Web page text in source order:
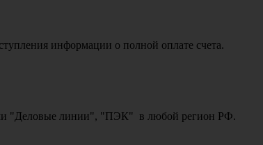
информации о полной оплате счета.
"Деловые линии", "ПЭК" в любой регион РФ.